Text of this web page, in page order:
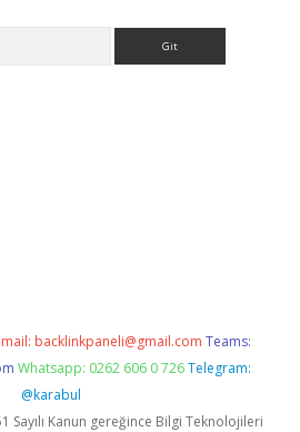
mail: backlinkpaneli@gmail.com Teams:
Whatsapp: 0262 606 0 726 Telegram:
@karabul
Sayılı Kanun gereğince Bilgi Teknolojileri